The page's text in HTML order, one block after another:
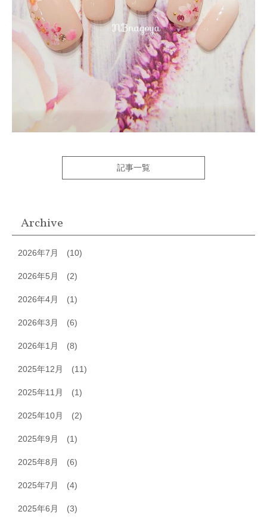
記事一覧
Archive
2026年7月 (10)
2026年5月 (2)
2026年4月 (1)
2026年3月 (6)
2026年1月 (8)
2025年12月 (11)
2025年11月 (1)
2025年10月 (2)
2025年9月 (1)
2025年8月 (6)
2025年7月 (4)
2025年6月 (3)